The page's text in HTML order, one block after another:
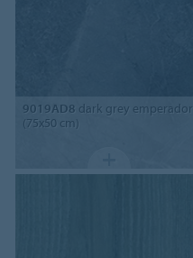
9019AD8 dark grey emperador
(75x50 cm)